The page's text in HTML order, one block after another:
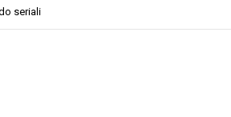
seriali